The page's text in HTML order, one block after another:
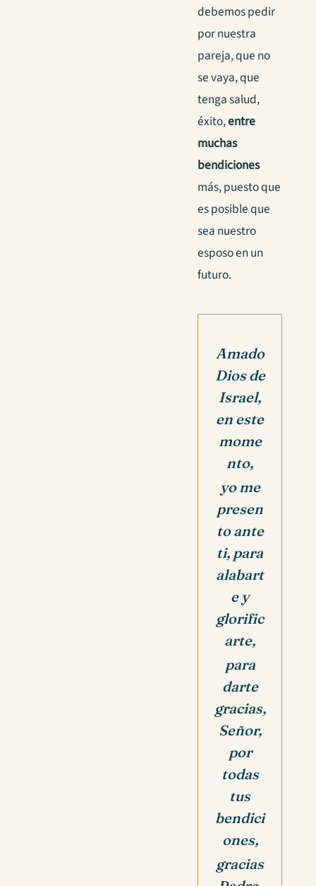
debemos pedir
por nuestra
pareja, que no
se vaya, que
tenga salud,
éxito,entre
muchas
bendiciones
más, puesto que
es posible que
sea nuestro
esposo en un
futuro.
Amado
Dios de
Israel,
en este
mome
nto,
yo me
presen
to ante
ti, para
alabart
e y
glorific
arte,
para
darte
gracias,
Señor,
por
todas
tus
bendici
ones,
gracias